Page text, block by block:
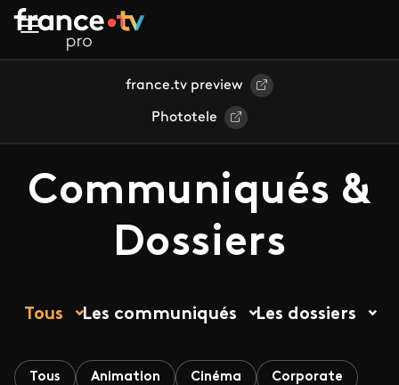
Aller au contenu principal
france.tv preview
Phototele
Communiqués &
Dossiers
Tous Les communiqués Les dossiers
Tous Animation Cinéma Corporate